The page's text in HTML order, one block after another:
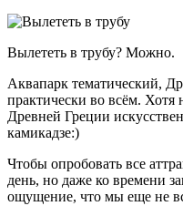
Вылететь в трубу? Можно.
Аквапарк тематический,
практически во всём. Хотя
Древней Греции
камикадзе:)
Чтобы опробовать все
день, но даже ко времени
ощущение, что мы еще не